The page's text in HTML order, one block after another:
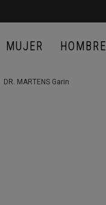
MUJER HOMBRE
DR. MARTENS Garin